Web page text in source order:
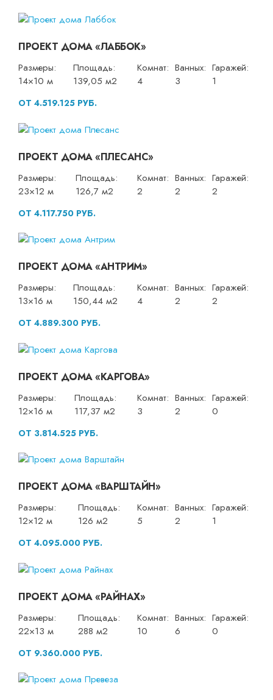
ПРОЕКТ ДОМА «ЛАББОК»
Размеры:
14×10 м
Площадь:
139,05 м2
Комнат:
4
Ванных:
3
Гаражей:
1
ОТ 4.519.125 РУБ.
ПРОЕКТ ДОМА «ПЛЕСАНС»
Размеры:
23×12 м
Площадь:
126,7 м2
Комнат:
2
Ванных:
2
Гаражей:
2
ОТ 4.117.750 РУБ.
ПРОЕКТ ДОМА «АНТРИМ»
Размеры:
13×16 м
Площадь:
150,44 м2
Комнат:
4
Ванных:
2
Гаражей:
2
ОТ 4.889.300 РУБ.
ПРОЕКТ ДОМА «КАРГОВА»
Размеры:
12×16 м
Площадь:
117,37 м2
Комнат:
3
Ванных:
2
Гаражей:
0
ОТ 3.814.525 РУБ.
ПРОЕКТ ДОМА «ВАРШТАЙН»
Размеры:
12×12 м
Площадь:
126 м2
Комнат:
5
Ванных:
2
Гаражей:
1
ОТ 4.095.000 РУБ.
ПРОЕКТ ДОМА «РАЙНАХ»
Размеры:
22×13 м
Площадь:
288 м2
Комнат:
10
Ванных:
6
Гаражей:
0
ОТ 9.360.000 РУБ.